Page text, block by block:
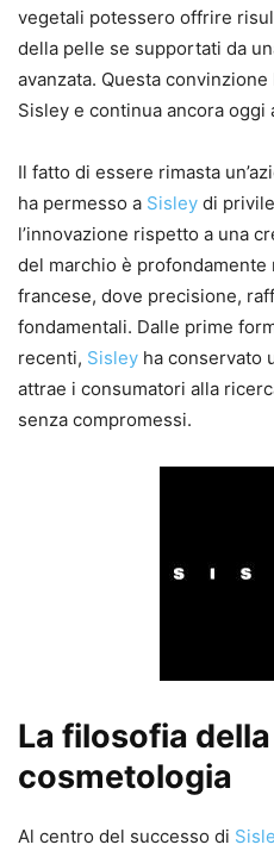
vegetali potessero offrire
della pelle se supportati da
avanzata. Questa
Sisley e continua ancora oggi
Il fatto di essere rimasta
ha permesso a Sisley di
l’innovazione rispetto a una
del marchio è
francese, dove precisione,
fondamentali. Dalle prime
recenti, Sisley ha conservato
attrae i consumatori alla
senza compromessi.
La filosofia
cosmetologia
Al centro del successo di